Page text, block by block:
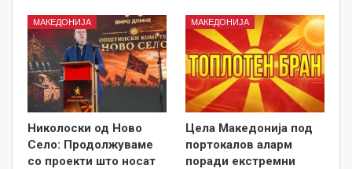
МАКЕДОНИЈА
Николоски од Ново
Село: Продолжуваме
со проекти што носат
МАКЕДОНИЈА
Цела Македонија под
портокалов аларм
поради екстремни